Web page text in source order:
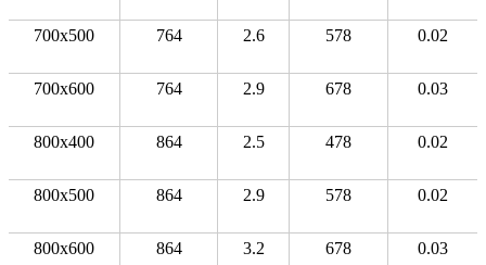
700x500 764 2.6 578 0.02
700x600 764 2.9 678 0.03
800x400 864 2.5 478 0.02
800x500 864 2.9 578 0.02
800x600 864 3.2 678 0.03